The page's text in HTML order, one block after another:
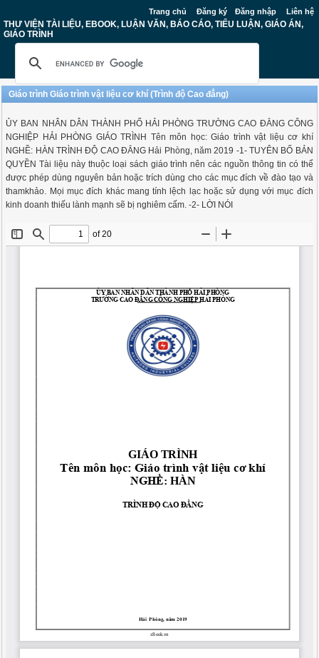
Trang chủ Đăng ký Đăng nhập Liên hệ
THƯ VIỆN TÀI LIỆU, EBOOK, LUẬN VĂN, BÁO CÁO, TIỂU LUẬN, GIÁO ÁN,
GIÁO TRÌNH
Giáo trình Giáo trình vật liệu cơ khí (Trình độ Cao đẳng)
ỦY BAN NHÂN DÂN THÀNH PHỐ HẢI PHÒNG TRƯỜNG CAO ĐẲNG CÔNG
NGHIỆP HẢI PHÒNG GIÁO TRÌNH Tên môn học: Giáo trình vật liệu cơ khí
NGHỀ: HÀN TRÌNH ĐỘ CAO ĐẲNG Hải Phòng, năm 2019 -1- TUYÊN BỐ BẢN
QUYỀN Tài liệu này thuộc loại sách giáo trình nên các nguồn thông tin có thể
được phép dùng nguyên bản hoặc trích dùng cho các mục đích về đào tạo và
thamkhảo. Mọi mục đích khác mang tính lệch lạc hoặc sử dụng với mục đích
kinh doanh thiếu lành mạnh sẽ bị nghiêm cấm. -2- LỜI NÓI